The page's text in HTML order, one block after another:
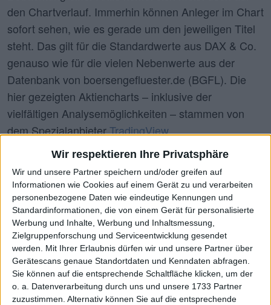
Wir respektieren Ihre Privatsphäre
Wir und unsere Partner speichern und/oder greifen auf
Informationen wie Cookies auf einem Gerät zu und verarbeiten
personenbezogene Daten wie eindeutige Kennungen und
Standardinformationen, die von einem Gerät für personalisierte
Werbung und Inhalte, Werbung und Inhaltsmessung,
Zielgruppenforschung und Serviceentwicklung gesendet
werden.
Mit Ihrer Erlaubnis dürfen wir und unsere Partner über
Gerätescans genaue Standortdaten und Kenndaten abfragen.
Sie können auf die entsprechende Schaltfläche klicken, um der
o. a. Datenverarbeitung durch uns und unsere 1733 Partner
zuzustimmen. Alternativ können Sie auf die entsprechende
den Chartverlauf. Immerhin können Anleger im Chart
sofort sehen, wie es gerade um den jeweiligen Titel
steht. Das gilt für die Standardwerte aus DAX & Co.
genauso wie für die vielen Nebenwerte aus der
Datenbank von boersengefluester.de (BGFL). Die
hier gezeigten Aktiencharts – inklusive der
vielfältigen Analysemöglichkeiten – stammen von
dem SpezialanbieterTradingView.
Wähle Aktie
DHL (XETR:DHL)
ISIN:
DE0005552004
WKN:
555200
KAUF VERKAUF